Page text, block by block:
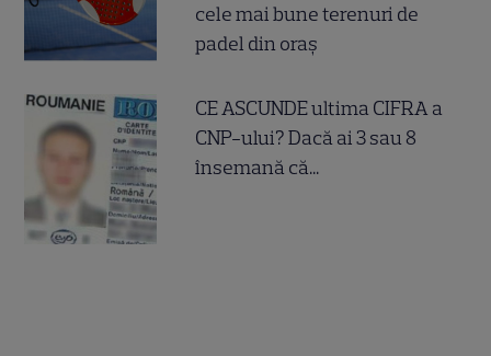
cele mai bune terenuri de
padel din oraș
CE ASCUNDE ultima CIFRA a
CNP-ului? Dacă ai 3 sau 8
însemană că...